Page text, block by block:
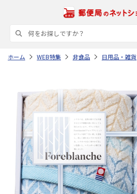
ホーム WEB特集 非食品 日用品・雑貨